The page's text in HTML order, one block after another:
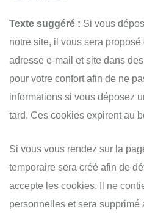
Texte suggéré : Si vous
notre site, il vous sera proposé
adresse e-mail et site dans
pour votre confort afin de ne
informations si vous déposez
tard. Ces cookies expirent au
Si vous vous rendez sur la
temporaire sera créé afin de
accepte les cookies. Il ne
personnelles et sera supprimé